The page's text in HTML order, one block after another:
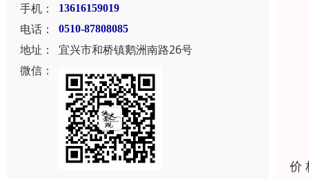
手机：
13616159019
电话： 0510-87808085
地址：
宜兴市和桥镇鹅洲南路26号
微信：
价